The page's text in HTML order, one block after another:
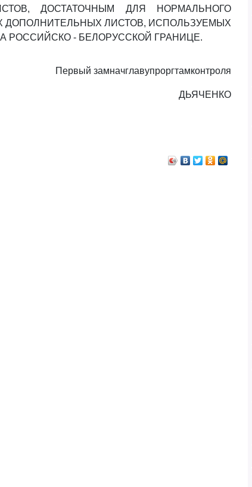
ДОСТАТОЧНЫМ ДЛЯ НОРМАЛЬНОГО
ДОПОЛНИТЕЛЬНЫХ ЛИСТОВ, ИСПОЛЬЗУЕМЫХ
РОССИЙСКО - БЕЛОРУССКОЙ ГРАНИЦЕ.
Первый замначглавупроргтамконтроля
ДЬЯЧЕНКО